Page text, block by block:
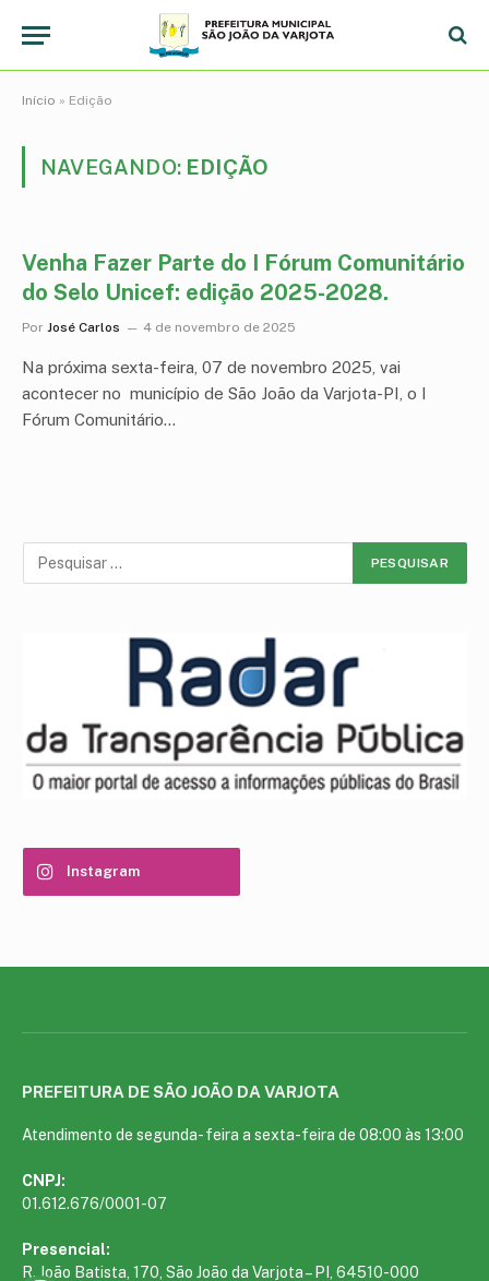
Início » Edição
NAVEGANDO: EDIÇÃO
Venha Fazer Parte do I Fórum Comunitário
do Selo Unicef: edição 2025-2028.
Por José Carlos 4 de novembro de 2025
Na próxima sexta-feira, 07 de novembro 2025, vai
acontecer no município de São João da Varjota-PI, o I
Fórum Comunitário…
Instagram
PREFEITURA DE SÃO JOÃO DA VARJOTA
Atendimento de segunda- feira a sexta-feira de 08:00 às 13:00
CNPJ:
01.612.676/0001-07
Presencial:
R. João Batista, 170, São João da Varjota – PI, 64510-000